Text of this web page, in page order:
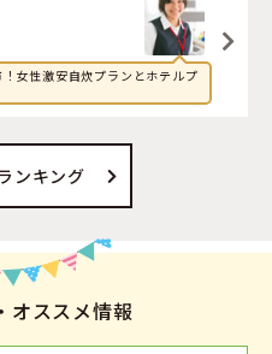
女性激安自炊プランとホテルプ
ンキング
オススメ情報